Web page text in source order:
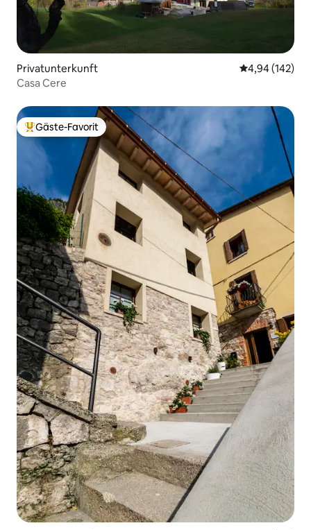
Privatunterkunft
4,94 (142)
Casa Cere
Beliebter Gäste-Favorit.
Gäste-Favorit